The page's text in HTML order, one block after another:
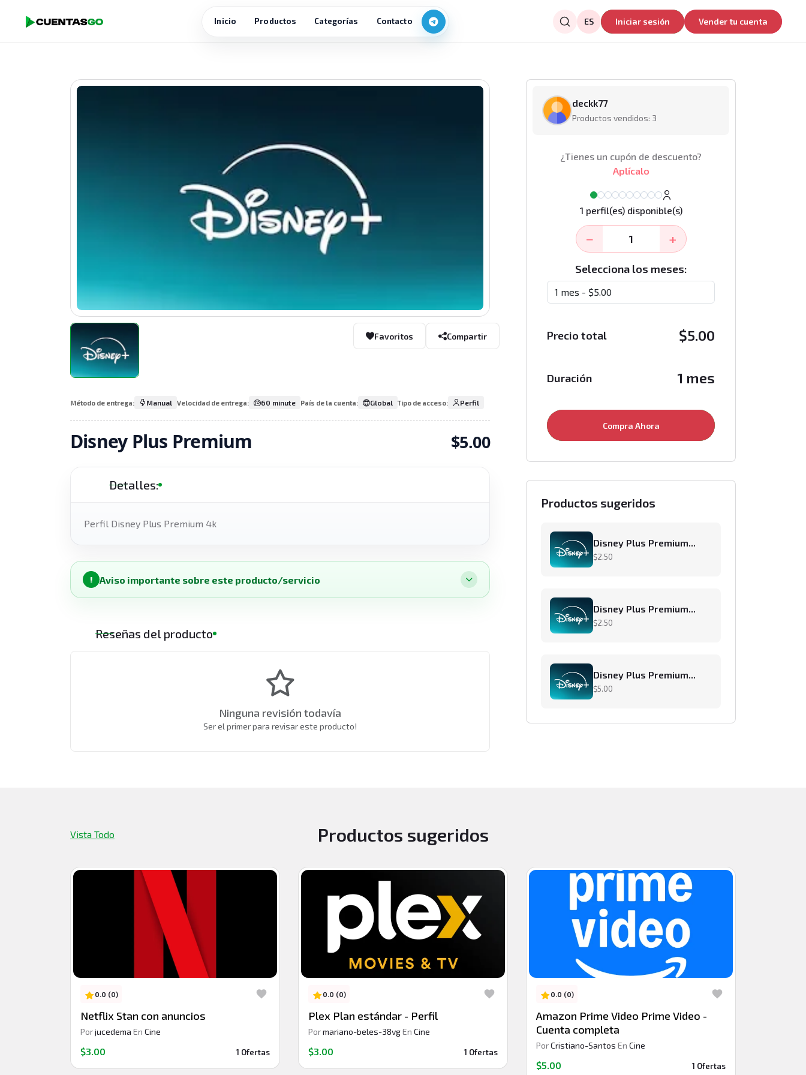
Inicio Productos Categorías Contacto ES Iniciar sesión Vender tu cuenta
Favoritos Compartir
Método de entrega: Manual Velocidad de entrega: 60 minute País de la cuenta: Global Tipo de acceso: Perfil
Disney Plus Premium $5.00
Detalles:
Perfil Disney Plus Premium 4k
! Aviso importante sobre este producto/servicio
Reseñas del producto
Ninguna revisión todavía
Ser el primer para revisar este producto!
deckk77
Productos vendidos: 3
¿Tienes un cupón de descuento?
Aplícalo
1 perfil(es) disponible(s)
− +
Selecciona los meses:
Precio total $5.00
Duración 1 mes
Compra Ahora
Productos sugeridos
Disney Plus Premium...
$2.50
Disney Plus Premium...
$2.50
Disney Plus Premium...
$5.00
Productos sugeridos
Vista Todo
0.0 (0)
Netflix Stan con anuncios
Porjucedema En Cine
$3.00 1 Ofertas
0.0 (0)
Plex Plan estándar - Perfil
Pormariano-beles-38vgEn Cine
$3.00 1 Ofertas
0.0 (0)
Amazon Prime Video Prime Video -
Cuenta completa
PorCristiano-Santos En Cine
$5.00 1 Ofertas